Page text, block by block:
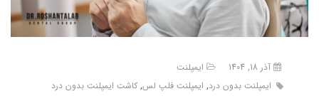
آذر 18, 1404
ایمپلنت
ایمپلنت بدون درد, ایمپلنت فلپ لس, کاشت ایمپلنت بدون درد